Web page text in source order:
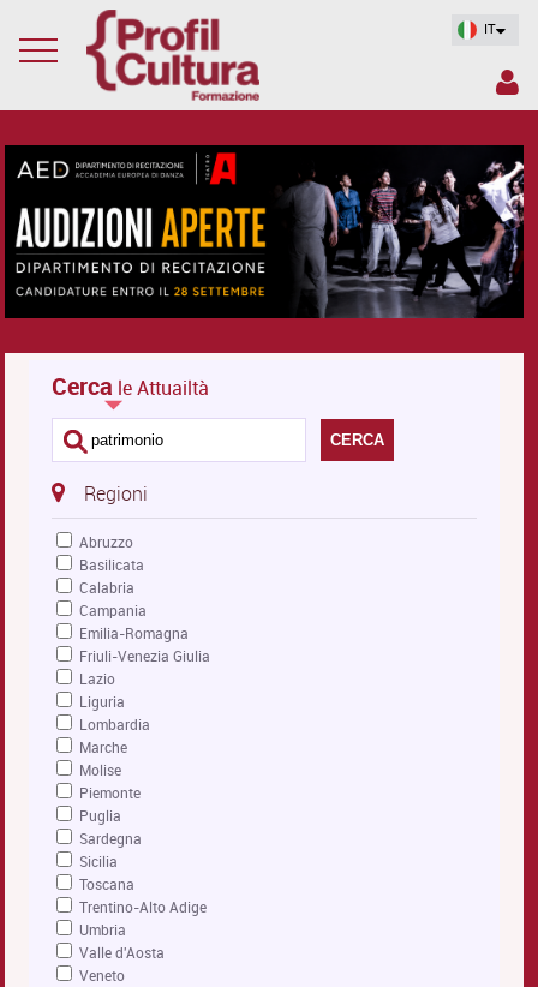
IT
Cerca le Attuailtà
CERCA
Regioni
Abruzzo
Basilicata
Calabria
Campania
Emilia-Romagna
Friuli-Venezia Giulia
Lazio
Liguria
Lombardia
Marche
Molise
Piemonte
Puglia
Sardegna
Sicilia
Toscana
Trentino-Alto Adige
Umbria
Valle d'Aosta
Veneto